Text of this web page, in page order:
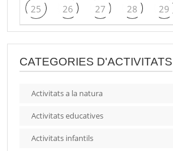
25 26 27 28 29
CATEGORIES D'ACTIVITATS
Activitats a la natura
Activitats educatives
Activitats infantils